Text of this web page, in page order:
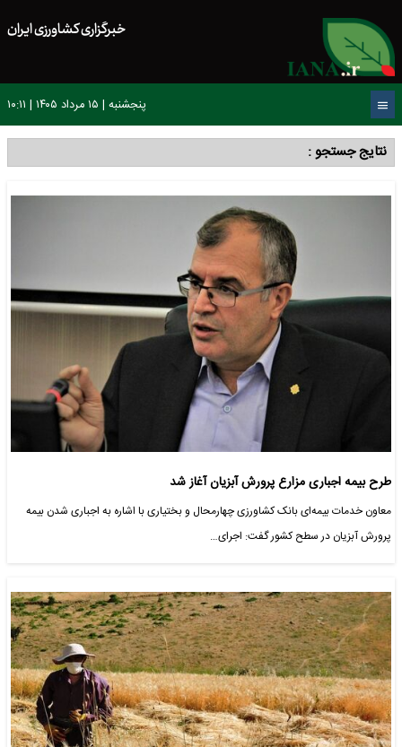
خبرگزاری کشاورزی ایران
پنجشنبه | ۱۵ مرداد ۱۴۰۵ | ۱۰:۱۱
نتایج جستجو :
طرح بیمه اجباری مزارع پرورش آبزیان آغاز شد
معاون خدمات بیمه‌ای بانک کشاورزی چهارمحال و بختیاری با اشاره به اجباری شدن بیمه
پرورش آبزیان در سطح کشور گفت: اجرای…